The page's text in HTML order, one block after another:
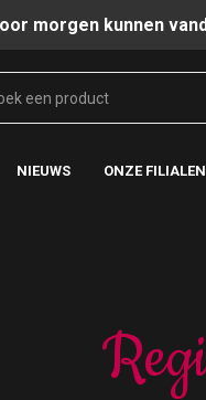
morgen kunnen
NIEUWS ONZE FILIALEN